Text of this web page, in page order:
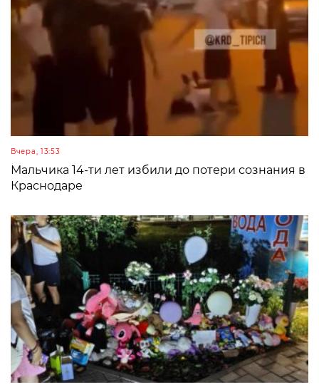
Вчера, 13:53
Мальчика 14-ти лет избили до потери сознания в
Краснодаре